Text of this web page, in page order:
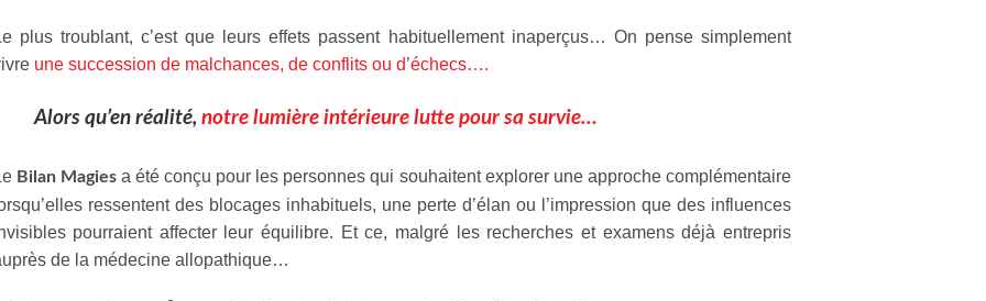
plus troublant, c’est que leurs effets passent habituellement inaperçus… On pense simplement
une succession de malchances, de conflits ou d’échecs….
Alors qu’en réalité, notre lumière intérieure lutte pour sa survie…
Bilan Magiesa été conçu pour les personnes qui souhaitent explorer une approche complémentaire
ressentent des blocages inhabituels, une perte d’élan ou l’impression que des influences
pourraient affecter leur équilibre. Et ce, malgré les recherches et examens déjà entrepris
de la médecine allopathique…